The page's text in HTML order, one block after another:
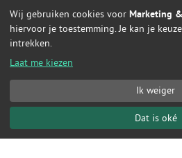
Naar hoofdinhoud
Containerlocaties
Wij gebruiken cookies voor Marketing
hiervoor je toestemming. Je kan je
intrekken.
Laat me kiezen
Ik weiger
Dat is oké